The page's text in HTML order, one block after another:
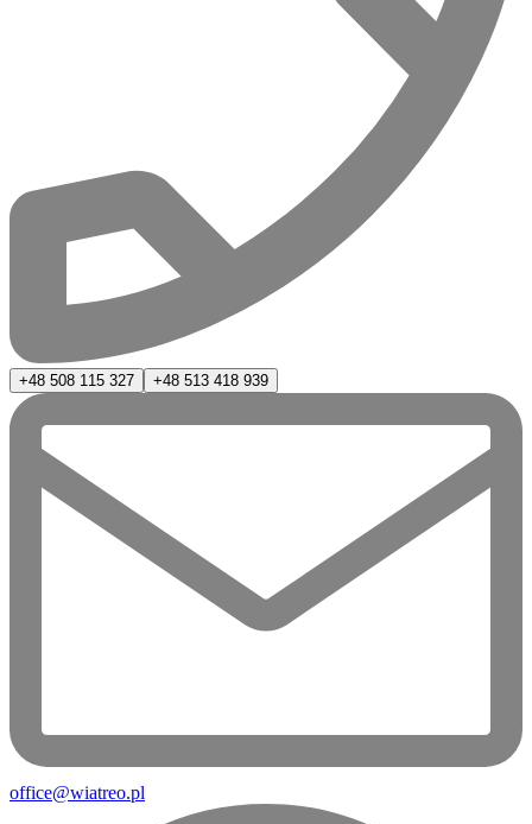
+48 508 115 327 +48 513 418 939
office@wiatreo.pl